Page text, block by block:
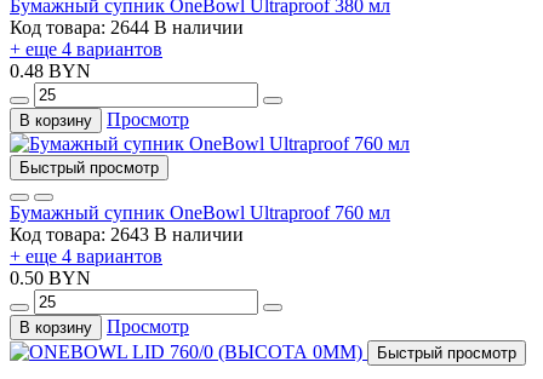
Бумажный супник OneBowl Ultraproof 380 мл
Код товара: 2644 В наличии
+ еще 4 вариантов
0.48 BYN
В корзину Просмотр
Быстрый просмотр
Бумажный супник OneBowl Ultraproof 760 мл
Код товара: 2643 В наличии
+ еще 4 вариантов
0.50 BYN
В корзину Просмотр
Быстрый просмотр